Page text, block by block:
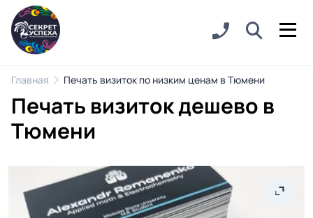
Главная Печать визиток по низким ценам в Тюмени
Печать визиток дешево в
Тюмени